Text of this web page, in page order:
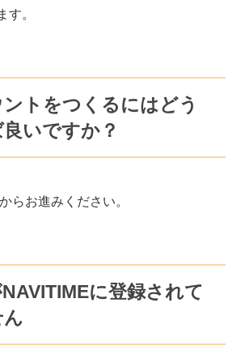
す。
トをつくるにはどう
いですか？
からお進みください。
に登録されて